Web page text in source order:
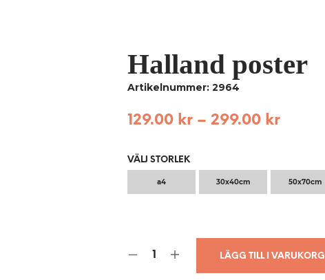
Halland poster
Artikelnummer: 2964
129.00 kr – 299.00 kr
VÄLJ STORLEK
a4 30x40cm 50x70cm
LÄGG TILL I VARUKORG